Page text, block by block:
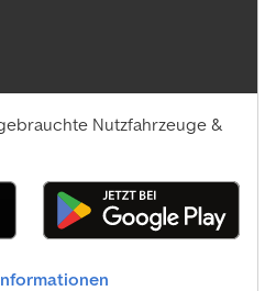
Nutzfahrzeuge &